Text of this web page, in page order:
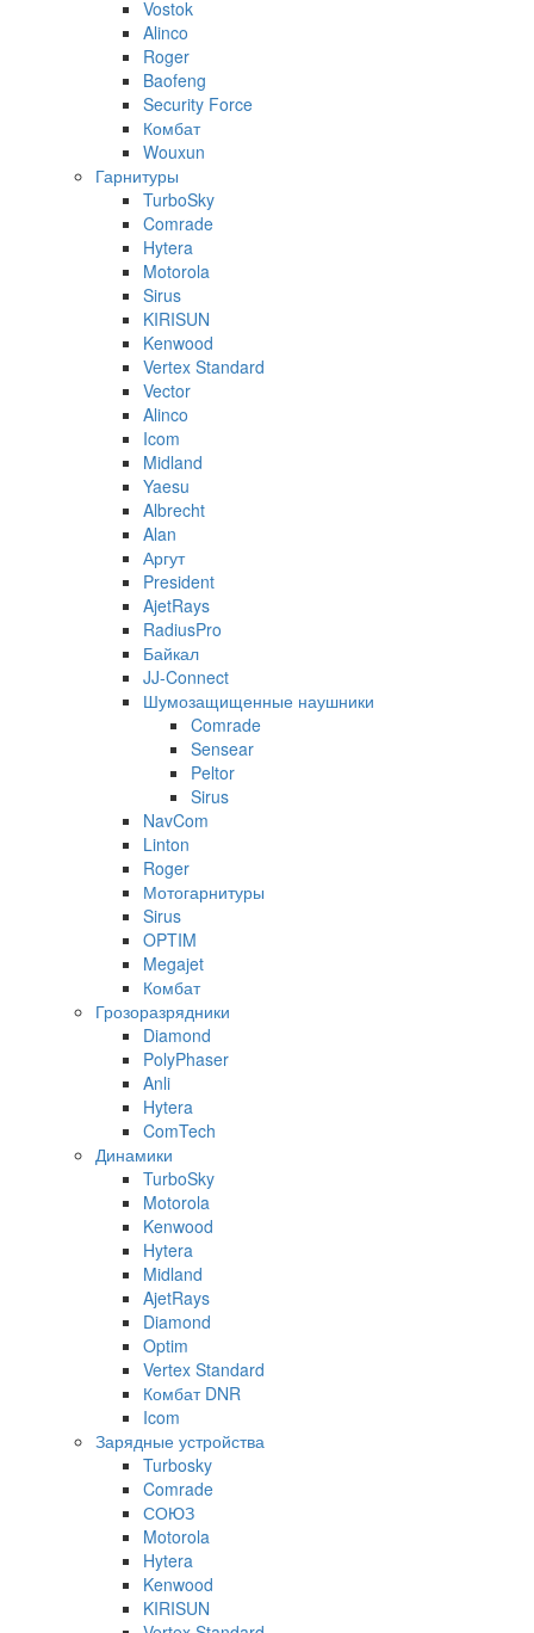
Vostok
Alinco
Roger
Baofeng
Security Force
Комбат
Wouxun
Гарнитуры
TurboSky
Comrade
Hytera
Motorola
Sirus
KIRISUN
Kenwood
Vertex Standard
Vector
Alinco
Icom
Midland
Yaesu
Albrecht
Alan
Аргут
President
AjetRays
RadiusPro
Байкал
JJ-Connect
Шумозащищенные наушники
Comrade
Sensear
Peltor
Sirus
NavCom
Linton
Roger
Мотогарнитуры
Sirus
OPTIM
Megajet
Комбат
Грозоразрядники
Diamond
PolyPhaser
Anli
Hytera
ComTech
Динамики
TurboSky
Motorola
Kenwood
Hytera
Midland
AjetRays
Diamond
Optim
Vertex Standard
Комбат DNR
Icom
Зарядные устройства
Turbosky
Comrade
СОЮЗ
Motorola
Hytera
Kenwood
KIRISUN